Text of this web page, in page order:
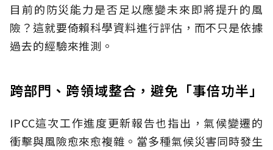
目前的防災能力是否足以應變未來即將提升的風
險？這就要倚賴科學資料進行評估，而不只是依據
過去的經驗來推測。
跨部門、跨領域整合，避免「事倍功半」
IPCC這次工作進度更新報告也指出，氣候變遷的
衝擊與風險愈來愈複雜。當多種氣候災害同時發生